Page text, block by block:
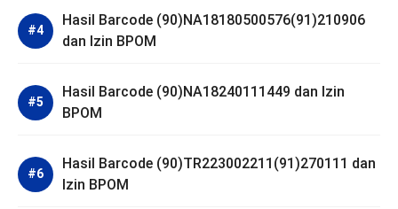
Hasil Barcode (90)NA18180500576(91)210906
dan Izin BPOM
Hasil Barcode (90)NA18240111449 dan Izin
BPOM
Hasil Barcode (90)TR223002211(91)270111 dan
Izin BPOM